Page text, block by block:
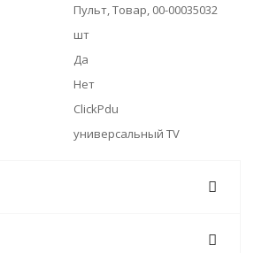
Пульт, Товар, 00-00035032
шт
Да
Нет
ClickPdu
универсальный TV